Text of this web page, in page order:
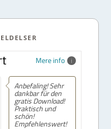
Mere info
Anbefaling! Sehr
dankbar für den
gratis Download!
Praktisch und
schön!
Empfehlenswert!